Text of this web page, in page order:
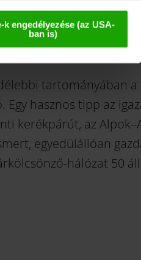
k engedélyezése (az USA-
ban is)
déli
tartományában
hasznos tipp az
kerékpárút, az
egyedülállóan
hálózat 50